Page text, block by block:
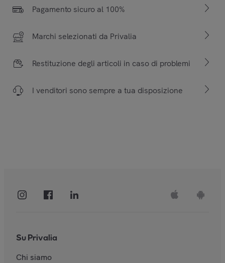
Pagamento sicuro al 100%
Marchi selezionati da Privalia
Restituzione degli articoli in caso di problemi
I venditori sono sempre a tua disposizione
Su Privalia
Chi siamo